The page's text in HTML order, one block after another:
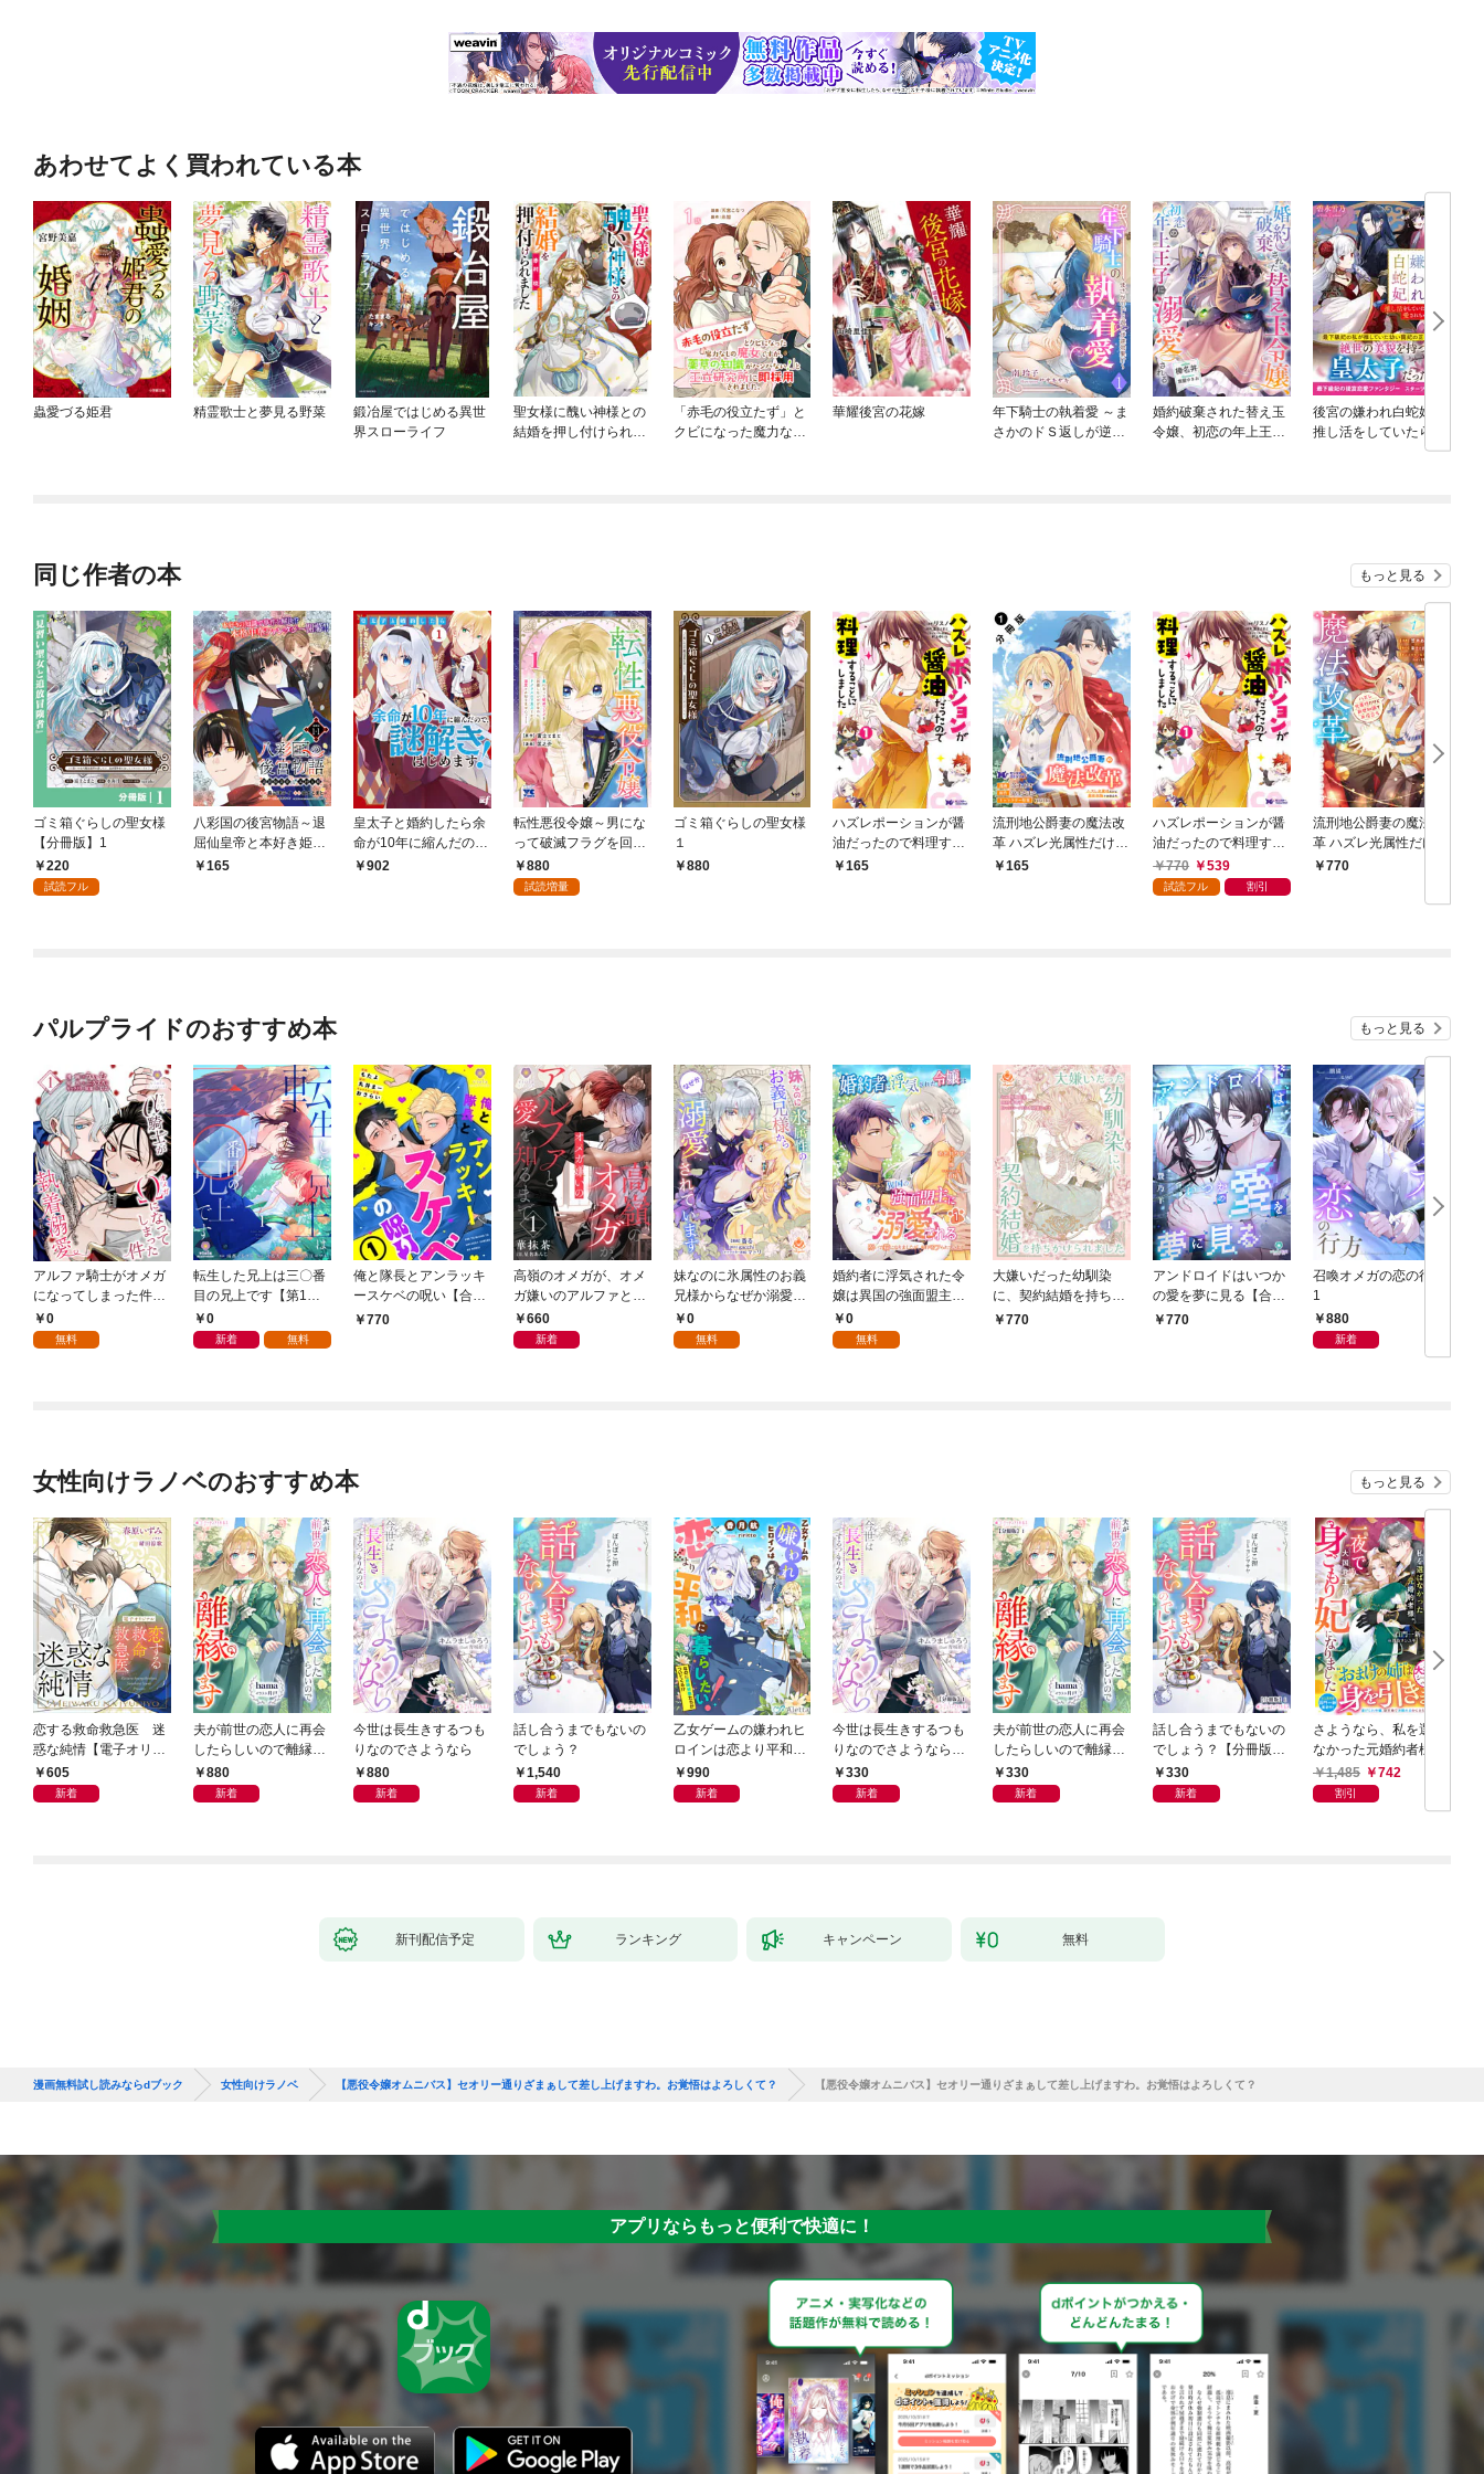
あわせてよく買われている本
蟲愛づる姫君 精霊歌士と夢見る野菜
鍛冶屋ではじめる異世
界スローライフ
聖女様に醜い神様との
結婚を押し付けられま
「赤毛の役立たず」と
クビになった魔力なし
華耀後宮の花嫁
年下騎士の執着愛 ～ま
さかのドＳ返しが逆効
婚約破棄された替え玉
令嬢、初恋の年上王子
後宮の嫌われ白蛇妃～
推し活をしていたら愛
されちゃいました～
同じ作者の本 もっと見る
ゴミ箱ぐらしの聖女様
【分冊版】1
220
試読フル
八彩国の後宮物語～退
屈仙皇帝と本好き姫～
連載版：1-1
165
皇太子と婚約したら余
命が10年に縮んだの
で、謎解きはじめま
902
転性悪役令嬢～男にな
って破滅フラグを回避
したいだけなのに、F
クラスの下克上とか溺
880
試読増量
ゴミ箱ぐらしの聖女様
１
880
ハズレポーションが醤
油だったので料理する
ことにしました（コミ
165
流刑地公爵妻の魔法改
革 ハズレ光属性だけど
前世知識でお役立ち
165
ハズレポーションが醤
油だったので料理する
ことにしました（コミ
ック） 1
770 539
試読フル 割引
流刑地公爵妻の魔法改
革 ハズレ光属性だけど
前世知識でお役立ち
770
パルプライドのおすすめ本 もっと見る
アルファ騎士がオメガ
になってしまった件～
最強α騎士団長の俺
が、世話焼きα部下か
0
無料
転生した兄上は三〇番
目の兄上です【第1
話】
0
新着 無料
俺と隊長とアンラッキ
ースケベの呪い【合本
版１】（ヴィオラコミ
770
高嶺のオメガが、オメ
ガ嫌いのアルファと愛
を知るまで1
660
新着
妹なのに氷属性のお義
兄様からなぜか溺愛さ
れています【第1話】
0
無料
婚約者に浮気された令
嬢は異国の強面盟主に
溺愛される～呪いで猫
になりましたが、毎日
0
無料
大嫌いだった幼馴染
に、契約結婚を持ちか
けられました【合本
770
アンドロイドはいつか
の愛を夢に見る【合本
版】１（ヴィオラ・ユ
770
召喚オメガの恋の行方
1
880
新着
女性向けラノベのおすすめ本 もっと見る
恋する救命救急医 迷
惑な純情【電子オリジ
ナル】
605
新着
夫が前世の恋人に再会
したらしいので離縁し
ます880
新着
今世は長生きするつも
りなのでさようなら
880
新着
話し合うまでもないの
でしょう？
1,540
新着
乙女ゲームの嫌われヒ
ロインは恋より平和に
暮らしたい！（なのに
攻略対象たちがついて
990
新着
今世は長生きするつも
りなのでさようなら
【分冊版】1
330
新着
夫が前世の恋人に再会
したらしいので離縁し
ます【分冊版】1
330
新着
話し合うまでもないの
でしょう？【分冊版】
1 330
新着
さようなら、私を選ば
なかった元婚約者様。
一夜で大国君主の身ご
もり妃になりました
【電子限定SS付き】
1,485 742
割引
新刊配信予定 ランキング キャンペーン 無料
漫画無料試し読みならdブック 女性向けラノベ 【悪役令嬢オムニバス】セオリー通りざまぁして差し上げますわ。お覚悟はよろしくて？ 【悪役令嬢オムニバス】セオリー通りざまぁして差し上げますわ。お覚悟はよろしくて？
アプリならもっと便利で快適に！